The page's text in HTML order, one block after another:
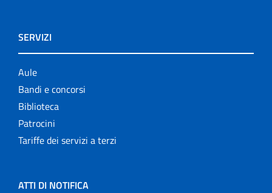
SERVIZI
Aule
Bandi e concorsi
Biblioteca
Patrocini
Tariffe dei servizi a terzi
ATTI DI NOTIFICA